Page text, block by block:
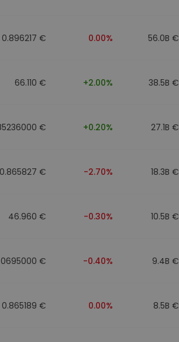
0.896217 € 0.00% 56.0B €
66.110 € +2.00% 38.5B €
€ +0.20% 27.1B €
0.865827 € -2.70% 18.3B €
46.960 € -0.30% 10.5B €
€ -0.40% 9.4B €
0.865189 € 0.00% 8.5B €